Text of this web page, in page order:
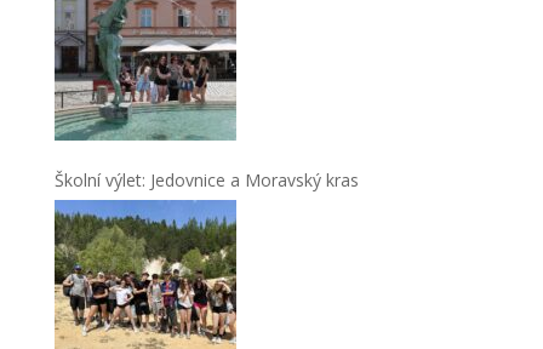
Školní výlet: Jedovnice a Moravský kras